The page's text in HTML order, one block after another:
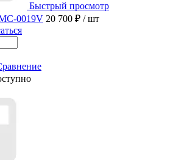
Быстрый просмотр
0019V 20 700 ₽ / шт